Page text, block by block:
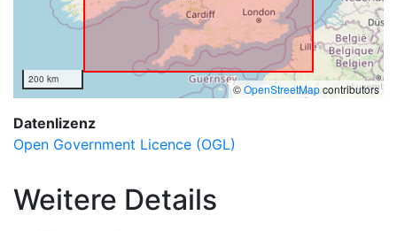
200 km
©OpenStreetMapcontributors
Datenlizenz
Open Government Licence (OGL)
Weitere Details